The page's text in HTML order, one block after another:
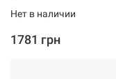
Нет в наличии
1781 грн